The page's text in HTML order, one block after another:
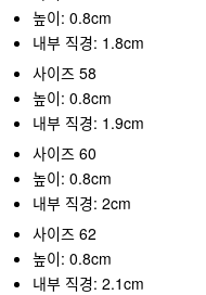
높이: 0.8cm
내부 직경: 1.8cm
사이즈 58
높이: 0.8cm
내부 직경: 1.9cm
사이즈 60
높이: 0.8cm
내부 직경: 2cm
사이즈 62
높이: 0.8cm
내부 직경: 2.1cm